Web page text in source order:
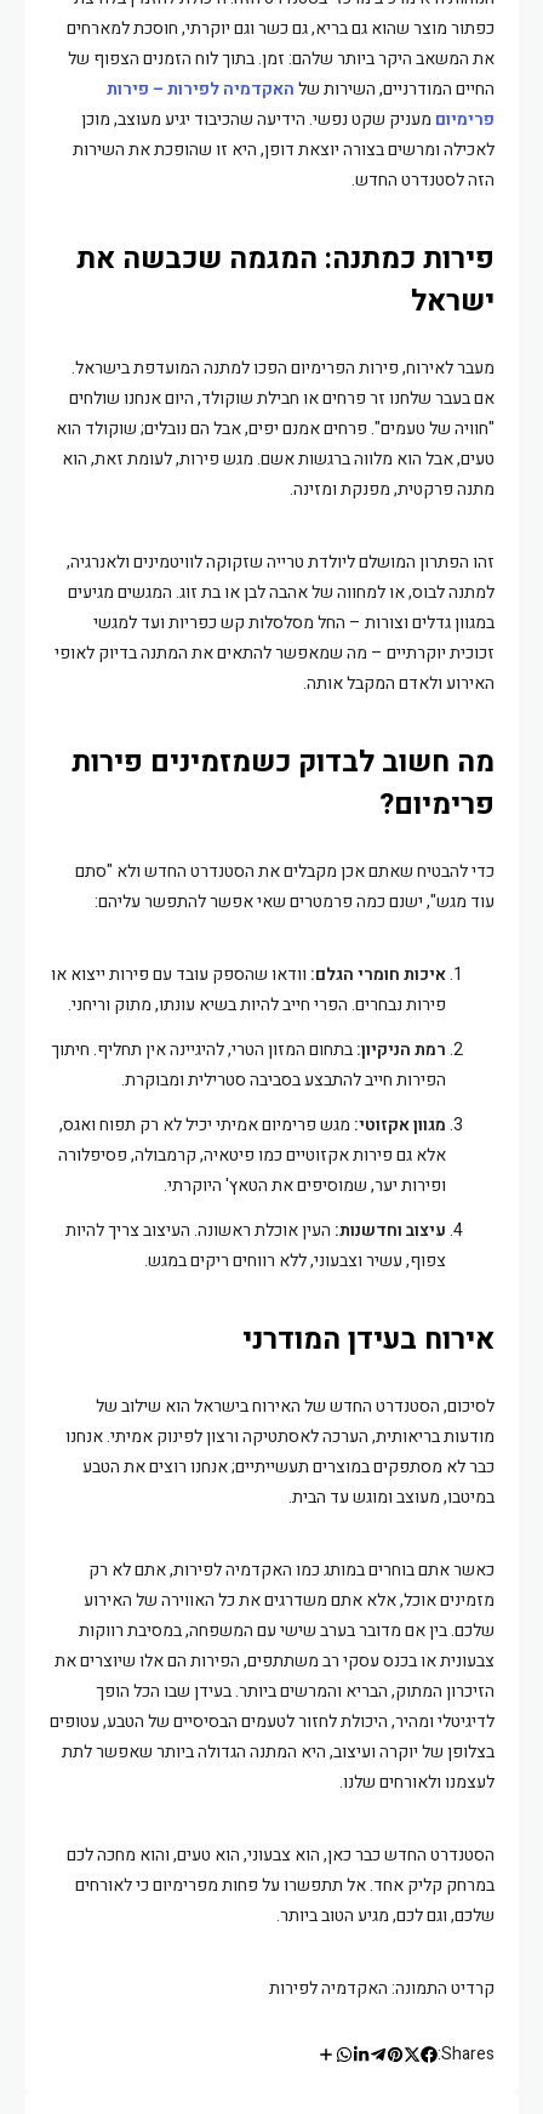
כפתור מוצר שהוא גם בריא, גם כשר וגם יוקרתי, חוסכת למארחים
את המשאב היקר ביותר שלהם: זמן. בתוך לוח הזמנים הצפוף של
החיים המודרניים, השירות שלהאקדמיה לפירות – פירות
פרימיום מעניק שקט נפשי. הידיעה שהכיבוד יגיע מעוצב, מוכן
לאכילה ומרשים בצורה יוצאת דופן, היא זו שהופכת את השירות
הזה לסטנדרט החדש.
פירות כמתנה: המגמה שכבשה את
ישראל
מעבר לאירוח, פירות הפרימיום הפכו למתנה המועדפת בישראל.
אם בעבר שלחנו זר פרחים או חבילת שוקולד, היום אנחנו שולחים
"חוויה של טעמים". פרחים אמנם יפים, אבל הם נובלים; שוקולד הוא
טעים, אבל הוא מלווה ברגשות אשם. מגש פירות, לעומת זאת, הוא
מתנה פרקטית, מפנקת ומזינה.
זהו הפתרון המושלם ליולדת טרייה שזקוקה לוויטמינים ולאנרגיה,
למתנה לבוס, או למחווה של אהבה לבן או בת זוג. המגשים מגיעים
במגוון גדלים וצורות – החל מסלסלות קש כפריות ועד למגשי
זכוכית יוקרתיים – מה שמאפשר להתאים את המתנה בדיוק לאופי
האירוע ולאדם המקבל אותה.
מה חשוב לבדוק כשמזמינים פירות
פרימיום?
כדי להבטיח שאתם אכן מקבלים את הסטנדרט החדש ולא "סתם
עוד מגש", ישנם כמה פרמטרים שאי אפשר להתפשר עליהם:
איכות חומרי הגלם: וודאו שהספק עובד עם פירות ייצוא או
פירות נבחרים. הפרי חייב להיות בשיא עונתו, מתוק וריחני.
רמת הניקיון:בתחום המזון הטרי, להיגיינה אין תחליף. חיתוך
הפירות חייב להתבצע בסביבה סטרילית ומבוקרת.
מגוון אקזוטי: מגש פרימיום אמיתי יכיל לא רק תפוח ואגס,
אלא גם פירות אקזוטיים כמו פיטאיה, קרמבולה, פסיפלורה
ופירות יער, שמוסיפים את הטאץ' היוקרתי.
עיצוב וחדשנות: העין אוכלת ראשונה. העיצוב צריך להיות
צפוף, עשיר וצבעוני, ללא רווחים ריקים במגש.
אירוח בעידן המודרני
לסיכום, הסטנדרט החדש של האירוח בישראל הוא שילוב של
מודעות בריאותית, הערכה לאסתטיקה ורצון לפינוק אמיתי. אנחנו
כבר לא מסתפקים במוצרים תעשייתיים; אנחנו רוצים את הטבע
במיטבו, מעוצב ומוגש עד הבית.
כאשר אתם בוחרים במותג כמו האקדמיה לפירות, אתם לא רק
מזמינים אוכל, אלא אתם משדרגים את כל האווירה של האירוע
שלכם. בין אם מדובר בערב שישי עם המשפחה, במסיבת רווקות
צבעונית או בכנס עסקי רב משתתפים, הפירות הם אלו שיוצרים את
הזיכרון המתוק, הבריא והמרשים ביותר. בעידן שבו הכל הופך
לדיגיטלי ומהיר, היכולת לחזור לטעמים הבסיסיים של הטבע, עטופים
בצלופן של יוקרה ועיצוב, היא המתנה הגדולה ביותר שאפשר לתת
לעצמנו ולאורחים שלנו.
הסטנדרט החדש כבר כאן, הוא צבעוני, הוא טעים, והוא מחכה לכם
במרחק קליק אחד. אל תתפשרו על פחות מפרימיום כי לאורחים
שלכם, וגם לכם, מגיע הטוב ביותר.
קרדיט התמונה: האקדמיה לפירות
Shares: